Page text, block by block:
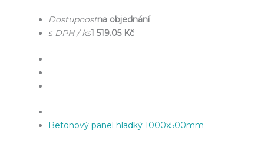
Dostupnostna objednání
s DPH / ks1 519.05 Kč
Betonový panel hladký 1000x500mm